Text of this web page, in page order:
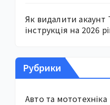
Як видалити акаунт
інструкція на 2026
Рубрики
Авто та мототехніка